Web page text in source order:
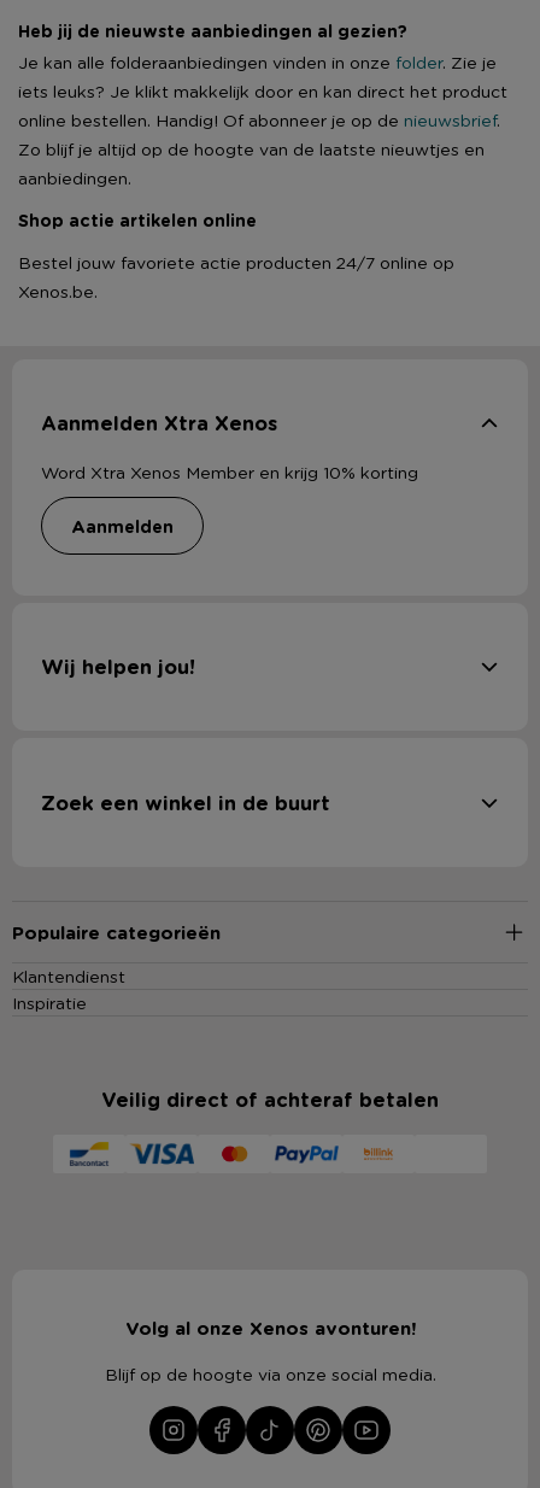
Heb jij de nieuwste aanbiedingen al gezien?
Je kan alle folderaanbiedingen vinden in onze folder. Zie je
iets leuks? Je klikt makkelijk door en kan direct het product
online bestellen. Handig! Of abonneer je op de nieuwsbrief.
Zo blijf je altijd op de hoogte van de laatste nieuwtjes en
aanbiedingen.
Shop actie artikelen online
Bestel jouw favoriete actie producten 24/7 online op
Xenos.be.
Aanmelden Xtra Xenos
Word Xtra Xenos Member en krijg 10% korting
aanmelden
Wij helpen jou!
Zoek een winkel in de buurt
Populaire categorieën
Klantendienst
Inspiratie
Veilig direct of achteraf betalen
Volg al onze Xenos avonturen!
Blijf op de hoogte via onze social media.